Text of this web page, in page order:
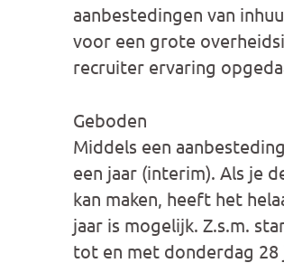
aanbestedingen van
voor een grote
recruiter ervaring
Geboden
Middels een
een jaar (interim). Als je
kan maken, heeft het
jaar is mogelijk. Z.s.m.
tot en met donderdag 28